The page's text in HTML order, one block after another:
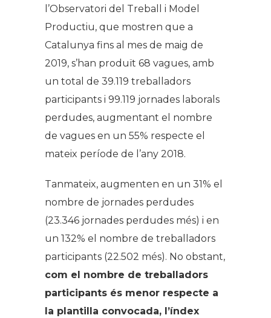
l’Observatori del Treball i Model
Productiu, que mostren que a
Catalunya fins al mes de maig de
2019, s’han produït 68 vagues, amb
un total de 39.119 treballadors
participants i 99.119 jornades laborals
perdudes, augmentant el nombre
de vagues en un 55% respecte el
mateix període de l’any 2018.
Tanmateix, augmenten en un 31% el
nombre de jornades perdudes
(23.346 jornades perdudes més) i en
un 132% el nombre de treballadors
participants (22.502 més). No obstant,
com el nombre de treballadors
participants és menor respecte a
la plantilla convocada, l’índex